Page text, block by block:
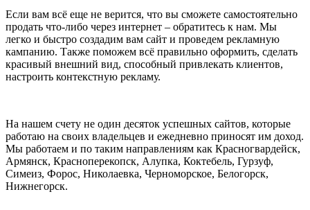
Если вам всё еще не верится, что вы сможете самостоятельно
продать что-либо через интернет – обратитесь к нам. Мы
легко и быстро создадим вам сайт и проведем рекламную
кампанию. Также поможем всё правильно оформить, сделать
красивый внешний вид, способный привлекать клиентов,
настроить контекстную рекламу.
На нашем счету не один десяток успешных сайтов, которые
работаю на своих владельцев и ежедневно приносят им доход.
Мы работаем и по таким направлениям как Красногвардейск,
Армянск, Красноперекопск, Алупка, Коктебель, Гурзуф,
Симеиз, Форос, Николаевка, Черноморское, Белогорск,
Нижнегорск.